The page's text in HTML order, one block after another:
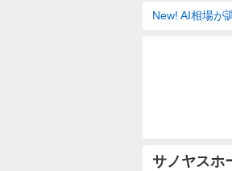
New! AI相場が
サノヤスホ
価